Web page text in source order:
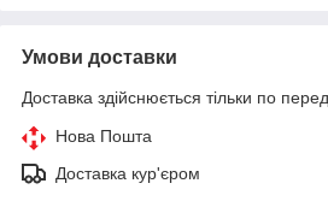
Умови доставки
Доставка здійснюється тільки по
Нова Пошта
Доставка кур'єром